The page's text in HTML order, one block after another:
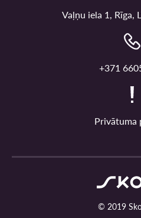
Vaļņu iela 1, Rīga,
+371
Privātuma
© 2019